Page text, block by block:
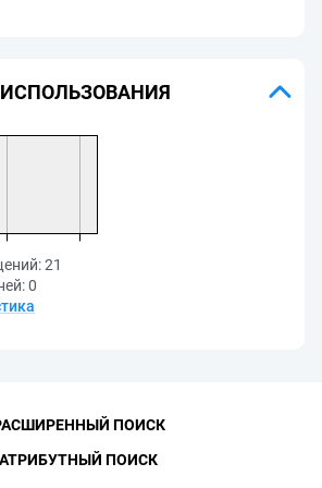
21
0
ПОИСК
АТРИБУТНЫЙ ПОИСК